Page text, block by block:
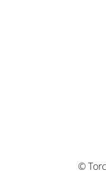
©